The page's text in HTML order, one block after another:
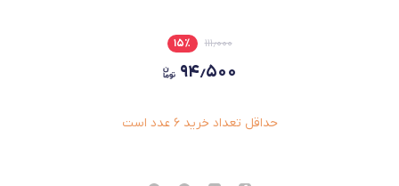
۱۱۱٫۰۰۰ ۱۵٪
۹۴٫۵۰۰
حداقل تعداد خرید ۶ عدد است